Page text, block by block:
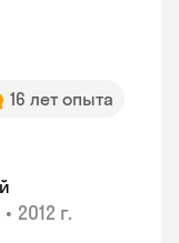
16 лет опыта
• 2012 г.